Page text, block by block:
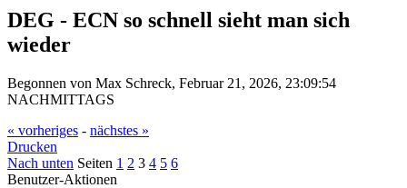
DEG - ECN so schnell sieht man sich
wieder
Begonnen von Max Schreck, Februar 21, 2026, 23:09:54
NACHMITTAGS
« vorheriges - nächstes »
Drucken
Nach unten Seiten 1 2 3 4 5 6
Benutzer-Aktionen